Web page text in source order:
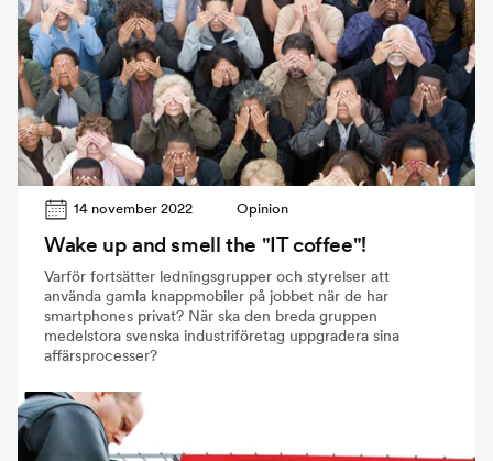
14 november 2022 Opinion
Wake up and smell the "IT coffee"!
Varför fortsätter ledningsgrupper och styrelser att
använda gamla knappmobiler på jobbet när de har
smartphones privat? När ska den breda gruppen
medelstora svenska industriföretag uppgradera sina
affärsprocesser?